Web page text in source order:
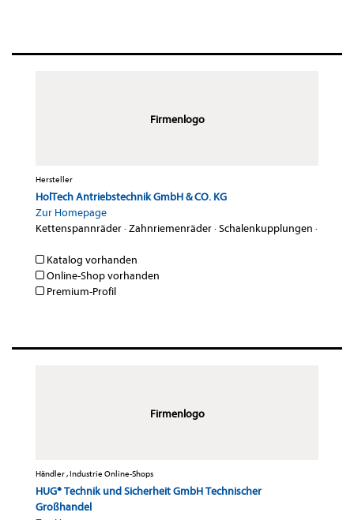
Firmenlogo
Hersteller
HolTech Antriebstechnik GmbH & CO. KG
Zur Homepage
Kettenspannräder·Zahnriemenräder·Schalenkupplungen ·
Katalog vorhanden
Online-Shop vorhanden
Premium-Profil
Firmenlogo
Händler , Industrie Online-Shops
HUG® Technik und Sicherheit GmbH Technischer
Großhandel